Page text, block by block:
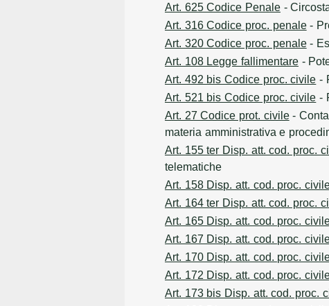
Art. 625 Codice Penale -
Art. 316 Codice proc. penale-
Art. 320 Codice proc. penale-
Art. 108 Legge fallimentare -
Art. 492 bis Codice proc. civile -
Art. 521 bis Codice proc. civile -
Art. 27 Codice prot. civile-
materia amministrativa e
Art. 155 ter Disp. att. cod. proc.
telematiche
Art. 158 Disp. att. cod. proc.
Art. 164 ter Disp. att. cod. proc.
Art. 165 Disp. att. cod. proc.
Art. 167 Disp. att. cod. proc.
Art. 170 Disp. att. cod. proc.
Art. 172 Disp. att. cod. proc.
Art. 173 bis Disp. att. cod. proc.